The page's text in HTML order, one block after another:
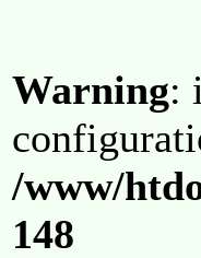
Warning:
/www/
148